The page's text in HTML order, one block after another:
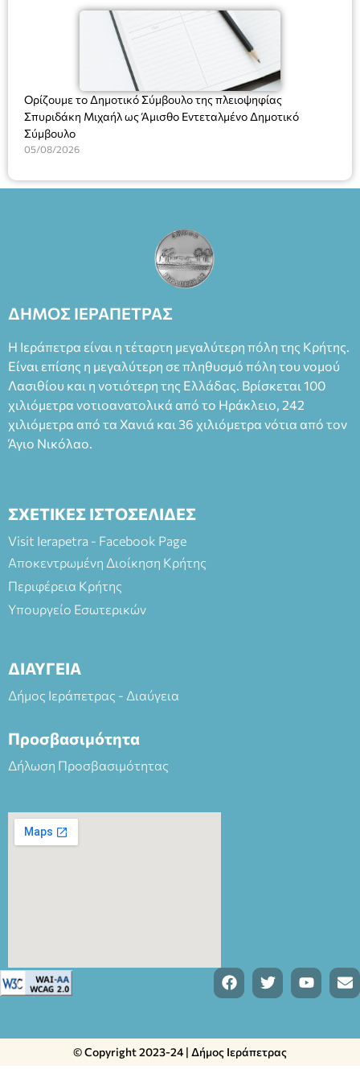
Ορίζουμε το Δημοτικό Σύμβουλο της πλειοψηφίας
Σπυριδάκη Μιχαήλ ως Άμισθο Εντεταλμένο Δημοτικό
Σύμβουλο
05/08/2026
ΔΗΜΟΣ ΙΕΡΑΠΕΤΡΑΣ
Η Ιεράπετρα είναι η τέταρτη μεγαλύτερη πόλη της Κρήτης.
Είναι επίσης η μεγαλύτερη σε πληθυσμό πόλη του νομού
Λασιθίου και η νοτιότερη της Ελλάδας. Βρίσκεται 100
χιλιόμετρα νοτιοανατολικά από το Ηράκλειο, 242
χιλιόμετρα από τα Χανιά και 36 χιλιόμετρα νότια από τον
Άγιο Νικόλαο.
ΣΧΕΤΙΚΕΣ ΙΣΤΟΣΕΛΙΔΕΣ
Visit Ierapetra - Facebook Page
Αποκεντρωμένη Διοίκηση Κρήτης
Περιφέρεια Κρήτης
Υπουργείο Εσωτερικών
ΔΙΑΥΓΕΙΑ
Δήμος Ιεράπετρας - Διαύγεια
Προσβασιμότητα
Δήλωση Προσβασιμότητας
© Copyright 2023-24 | Δήμος Ιεράπετρας